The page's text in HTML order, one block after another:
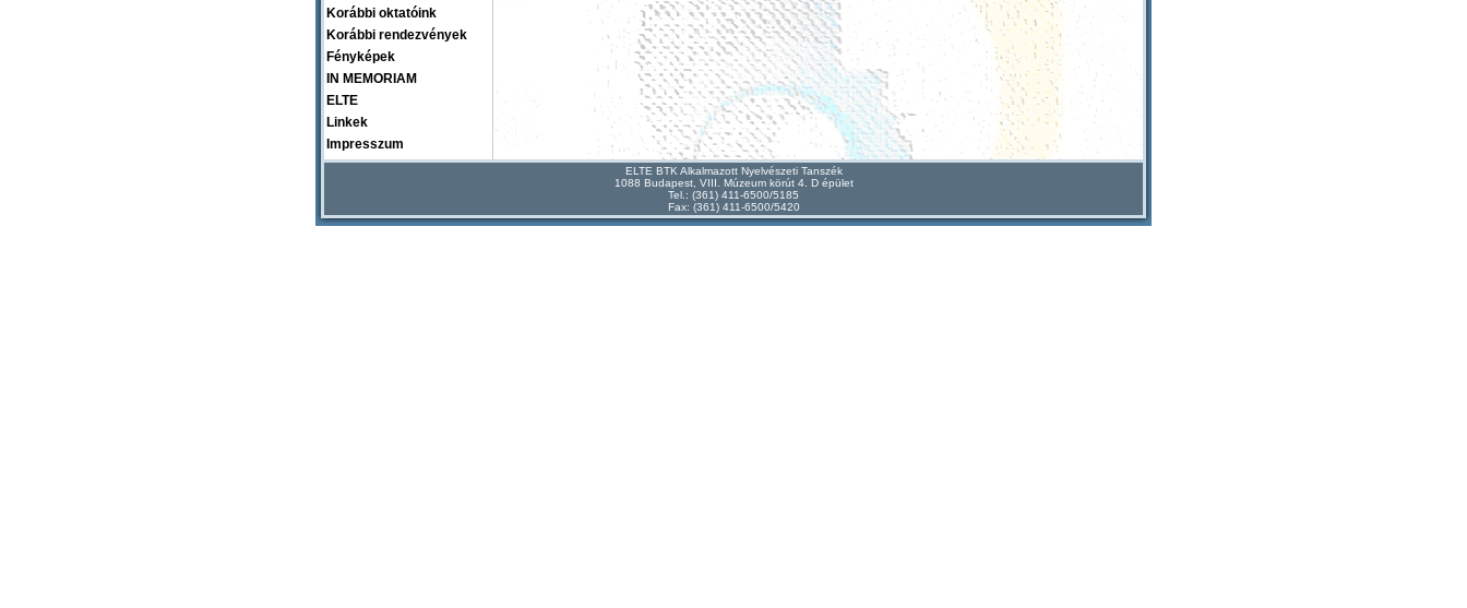
Korábbi oktatóink
Korábbi rendezvények
Fényképek
IN MEMORIAM
ELTE
Linkek
Impresszum
ELTE BTK Alkalmazott Nyelvészeti Tanszék
1088 Budapest, VIII. Múzeum körút 4. D épület
Tel.: (361) 411-6500/5185
Fax: (361) 411-6500/5420